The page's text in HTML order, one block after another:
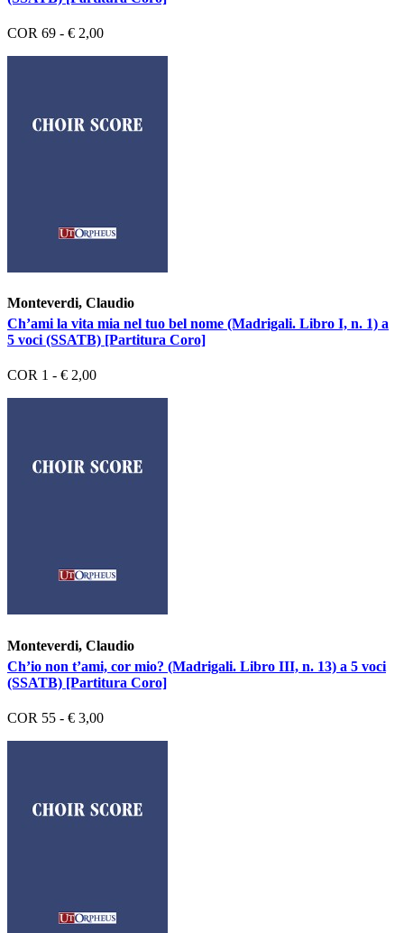
COR 69 - € 2,00
Monteverdi, Claudio
Ch’ami la vita mia nel tuo bel nome (Madrigali. Libro I, n. 1) a
5 voci (SSATB) [Partitura Coro]
COR 1 - € 2,00
Monteverdi, Claudio
Ch’io non t’ami, cor mio? (Madrigali. Libro III, n. 13) a 5 voci
(SSATB) [Partitura Coro]
COR 55 - € 3,00